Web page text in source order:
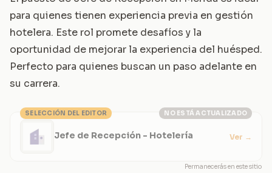
para quienes tienen experiencia previa en gestión
hotelera. Este rol promete desafíos y la
oportunidad de mejorar la experiencia del huésped.
Perfecto para quienes buscan un paso adelante en
su carrera.
NO ESTÁ ACTUALIZADO
SELECCIÓN DEL EDITOR
Jefe de Recepción - Hotelería Ver →
Permanecerás en este sitio